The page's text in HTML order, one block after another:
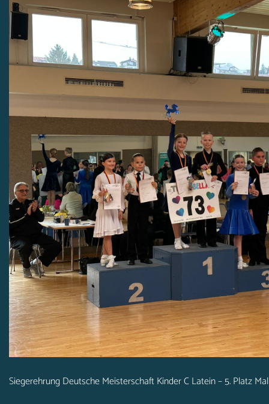
Siegerehrung Deutsche Meisterschaft Kinder C Latein – 5. Platz